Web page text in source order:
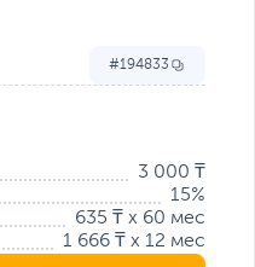
194833
3 000 ₸
15%
635 ₸ x 60 мес
1 666 ₸ x 12 мес